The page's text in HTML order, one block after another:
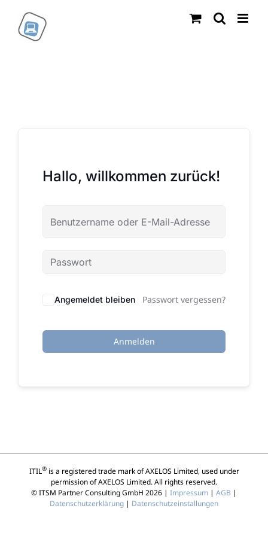
Inhalt
springen
Hallo, willkommen zurück!
Angemeldet bleiben Passwort vergessen?
Anmelden
ITIL®is a registered trade mark of AXELOS Limited, used under
permission of AXELOS Limited. All rights reserved.
© ITSM Partner Consulting GmbH 2026 | Impressum | AGB |
Datenschutzerklärung | Datenschutzeinstallungen